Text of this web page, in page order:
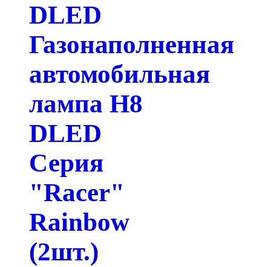
DLED
Газонаполненная
автомобильная
лампа H8
DLED
Серия
"Racer"
Rainbow
(2шт.)